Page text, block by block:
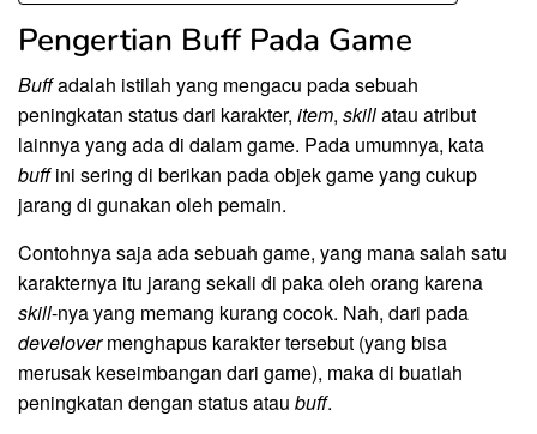
Pengertian Buff Pada Game
Buffadalah istilah yang mengacu pada sebuah
peningkatan status dari karakter, item, skillatau atribut
lainnya yang ada di dalam game. Pada umumnya, kata
buffini sering di berikan pada objek game yang cukup
jarang di gunakan oleh pemain.
Contohnya saja ada sebuah game, yang mana salah satu
karakternya itu jarang sekali di paka oleh orang karena
skill-nya yang memang kurang cocok. Nah, dari pada
develovermenghapus karakter tersebut (yang bisa
merusak keseimbangan dari game), maka di buatlah
peningkatan dengan status atau buff.